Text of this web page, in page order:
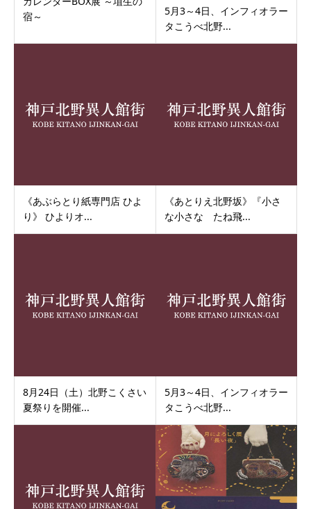
宿～
5月3～4日、インフィオラー
タこうべ北野...
《あぶらとり紙専門店 ひよ
り》 ひよりオ...
《あとりえ北野坂》『小さ
な小さな たね飛...
8月24日（土）北野こくさい
夏祭りを開催...
5月3～4日、インフィオラー
タこうべ北野...